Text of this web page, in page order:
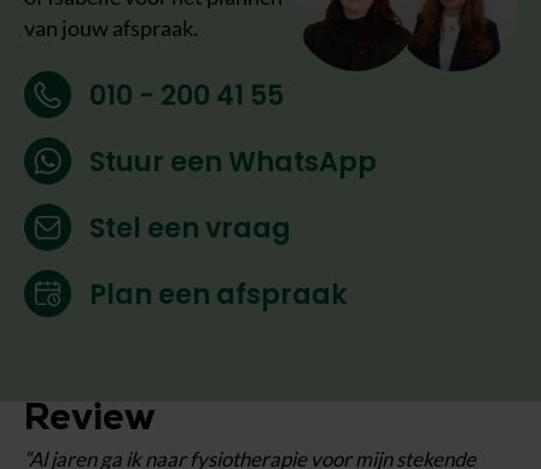
van jouw afspraak.
010 - 200 41 55
Stuur een WhatsApp
Stel een vraag
Plan een afspraak
Review
“Al jaren ga ik naar fysiotherapie voor mijn stekende